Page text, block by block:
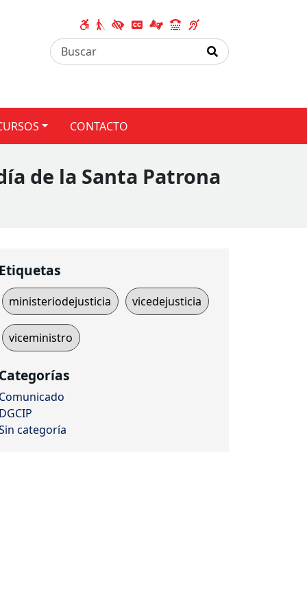
CONTACTO
de la Santa Patrona
Etiquetas
ministeriodejusticia vicedejusticia
viceministro
Categorías
Comunicado
DGCIP
categoría